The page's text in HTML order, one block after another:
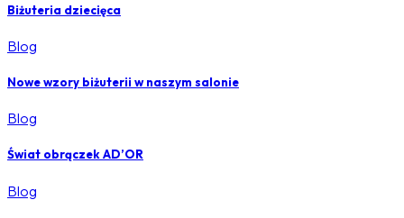
Biżuteria dziecięca
Blog
Nowe wzory biżuterii w naszym salonie
Blog
Świat obrączek AD’OR
Blog